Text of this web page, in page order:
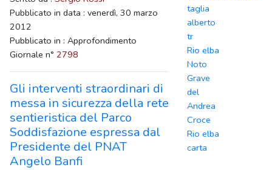
Pubblicato in data : venerdì, 30 marzo
2012
Pubblicato in : Approfondimento
Giornale n° 2798
Gli interventi straordinari di
messa in sicurezza della rete
sentieristica del Parco
Soddisfazione espressa dal
Presidente del PNAT
Angelo Banfi
taglia
alberto
tr
Rio elba
Noto
Grave
del
Andrea
Croce
Rio elba
carta